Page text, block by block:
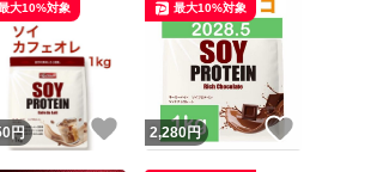
円 いいね！
大10%対象
2,280円
最大10%対象